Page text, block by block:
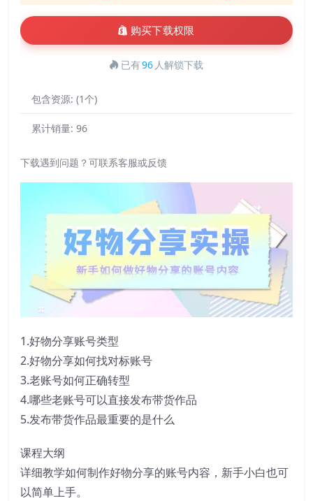
购买下载权限
已有96 人解锁下载
包含资源: (1个)
累计销量: 96
下载遇到问题？可联系客服或反馈
1.好物分享账号类型
2.好物分享如何找对标账号
3.老账号如何正确转型
4.哪些老账号可以直接发布带货作品
5.发布带货作品最重要的是什么
课程大纲
详细教学如何制作好物分享的账号内容，新手小白也可
以简单上手。